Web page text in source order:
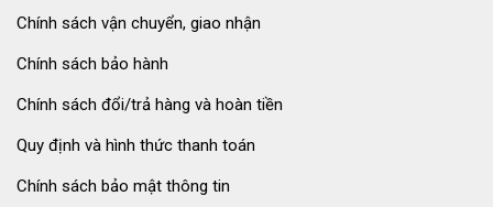
Chính sách vận chuyển, giao nhận
Chính sách bảo hành
Chính sách đổi/trả hàng và hoàn tiền
Quy định và hình thức thanh toán
Chính sách bảo mật thông tin